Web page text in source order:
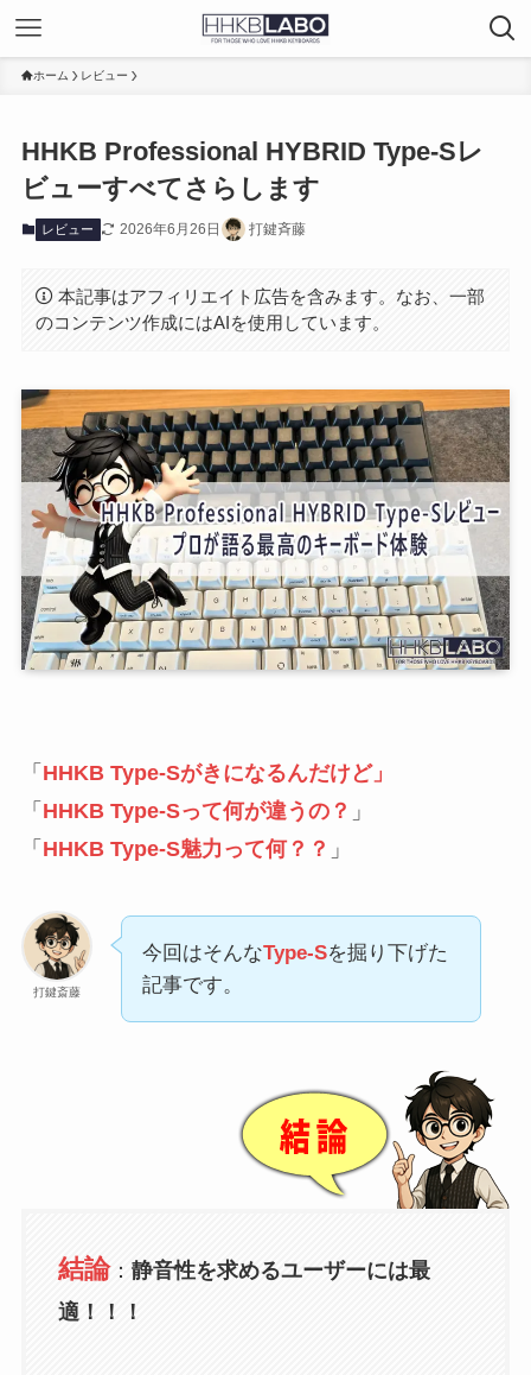
ホーム レビュー
HHKB Professional HYBRID Type-Sレ
ビューすべてさらします
レビュー 2026年6月26日 打鍵斉藤
本記事はアフィリエイト広告を含みます。なお、一部
のコンテンツ作成にはAIを使用しています。
「 HHKB Type-Sがきになるんだけど」
「 HHKB Type-Sって何が違うの？ 」
「 HHKB Type-S魅力って何？？ 」
打鍵斎藤
今回はそんなType-Sを掘り下げた
記事です。
結論： 静音性を求めるユーザーには最
適！！！